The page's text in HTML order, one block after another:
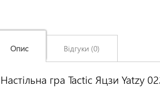
Опис Відгуки (0)
Настільна гра Tactic Яцзи Yatzy
Залишіть відгук про цей товар першими